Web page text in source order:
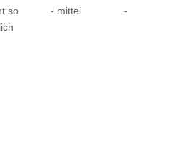
so - mittel
-